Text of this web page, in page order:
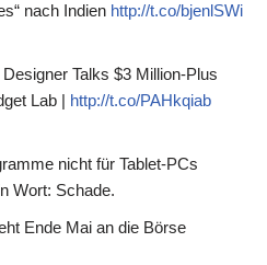
nach Indien http://t.co/bjenlSWi
Talks $3 Million-Plus
Lab | http://t.co/PAHkqiab
nicht für Tablet-PCs
Wort: Schade.
Ende Mai an die Börse